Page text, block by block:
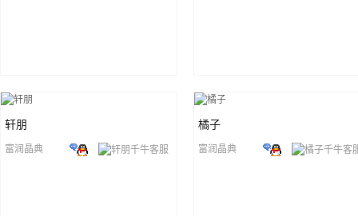
轩朋
富润晶典
橘子
富润晶典